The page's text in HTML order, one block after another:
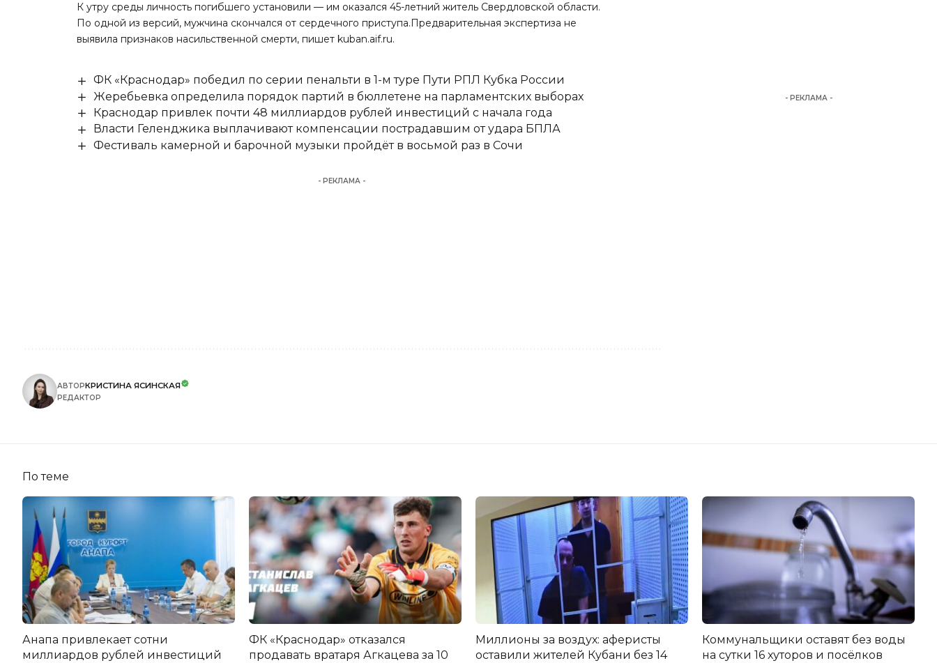
К утру среды личность погибшего установили — им оказался 45-летний житель Свердловской области.
По одной из версий, мужчина скончался от сердечного приступа.Предварительная экспертиза не
выявила признаков насильственной смерти, пишет kuban.aif.ru.
ФК «Краснодар» победил по серии пенальти в 1-м туре Пути РПЛ Кубка России
Жеребьевка определила порядок партий в бюллетене на парламентских выборах
Краснодар привлек почти 48 миллиардов рублей инвестиций с начала года
Власти Геленджика выплачивают компенсации пострадавшим от удара БПЛА
Фестиваль камерной и барочной музыки пройдёт в восьмой раз в Сочи
- РЕКЛАМА -
АВТОРКРИСТИНА ЯСИНСКАЯ
РЕДАКТОР
- РЕКЛАМА -
По теме
Анапа привлекает сотни
миллиардов рублей инвестиций
ФК «Краснодар» отказался
продавать вратаря Агкацева за 10
Миллионы за воздух: аферисты
оставили жителей Кубани без 14
Коммунальщики оставят без воды
на сутки 16 хуторов и посёлков